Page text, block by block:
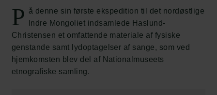
P
å denne sin første ekspedition til det nordøstlige
Indre Mongoliet indsamlede Haslund-
Christensen et omfattende materiale af fysiske
genstande samt lydoptagelser af sange, som ved
hjemkomsten blev del af Nationalmuseets
etnografiske samling.